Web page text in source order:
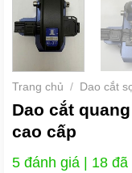
Trang chủ / Dao cắt
Dao cắt
cao cấp
5 đánh giá | 18 đã